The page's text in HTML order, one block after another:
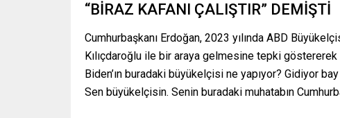
“BİRAZ KAFANI ÇALIŞTIR” DEMİŞTİ
Cumhurbaşkanı Erdoğan, 2023 yılında ABD
Kılıçdaroğlu ile bir araya gelmesine tepki
Biden’ın buradaki büyükelçisi ne yapıyor? Gidiyor
Sen büyükelçisin. Senin buradaki muhatabın